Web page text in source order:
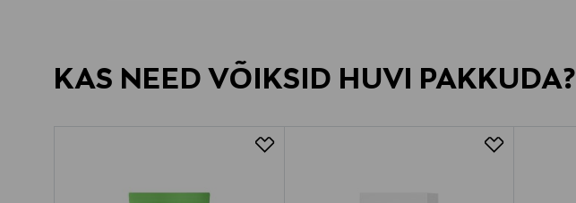
KAS NEED VÕIKSID HUVI PAKKUDA?